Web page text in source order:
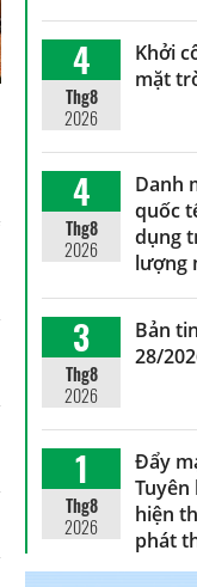
4
Thg8
2026
Khởi
mặt
4
Thg8
2026
Danh
quốc
dụng
lượng
3
Thg8
2026
Bản
28/
1
Thg8
2026
Đẩy
Tuyên
hiện
phát